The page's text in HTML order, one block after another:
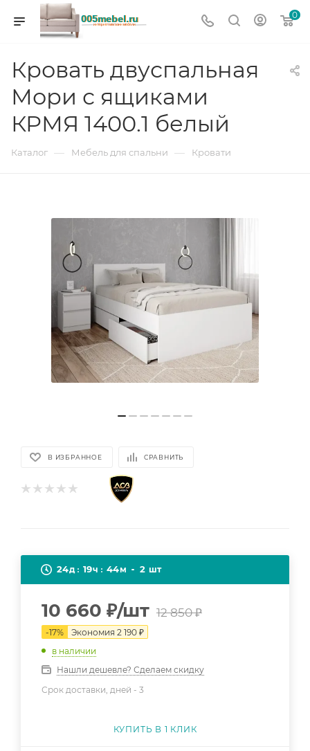
0
Кровать двуспальная
Мори с ящиками
КРМЯ 1400.1 белый
Каталог — Мебель для спальни — Кровати
В ИЗБРАННОЕ СРАВНИТЬ
24д 19ч 44м 2 шт
10 660 ₽/шт 12 850₽
-17% Экономия 2 190 ₽
в наличии
Нашли дешевле? Сделаем скидку
Срок доставки, дней - 3
КУПИТЬ В 1 КЛИК